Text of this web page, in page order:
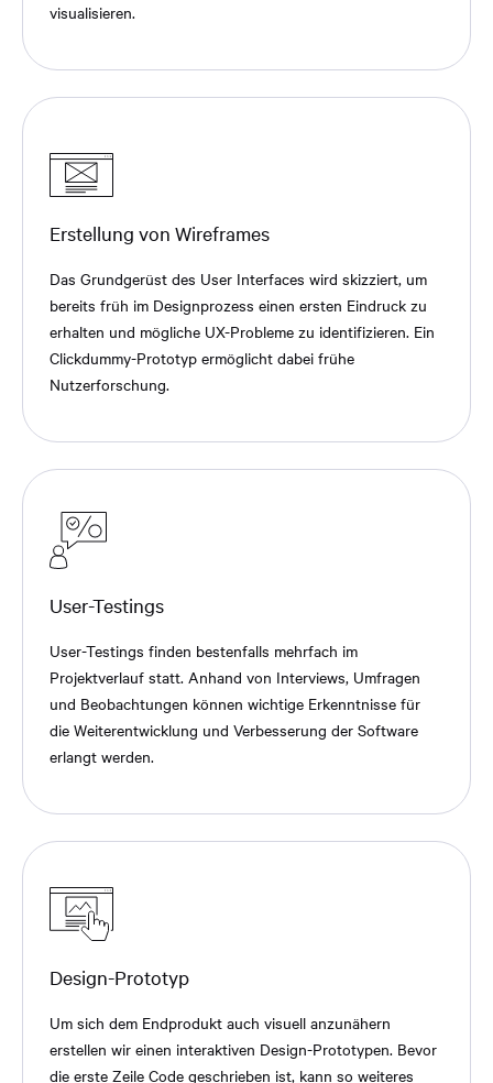
visualisieren.
Erstellung von Wireframes
Das Grundgerüst des User Interfaces wird skizziert, um
bereits früh im Designprozess einen ersten Eindruck zu
erhalten und mögliche UX-Probleme zu identifizieren. Ein
Clickdummy-Prototyp ermöglicht dabei frühe
Nutzerforschung.
User-Testings
User-Testings finden bestenfalls mehrfach im
Projektverlauf statt. Anhand von Interviews, Umfragen
und Beobachtungen können wichtige Erkenntnisse für
die Weiterentwicklung und Verbesserung der Software
erlangt werden.
Design-Prototyp
Um sich dem Endprodukt auch visuell anzunähern
erstellen wir einen interaktiven Design-Prototypen. Bevor
die erste Zeile Code geschrieben ist, kann so weiteres